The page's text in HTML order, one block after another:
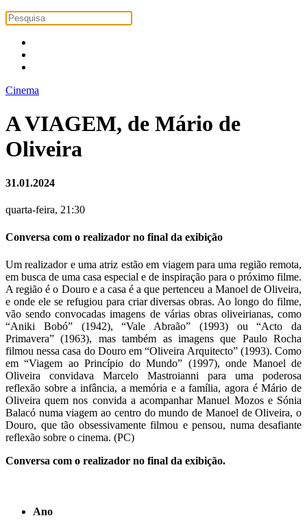
Cinema
A VIAGEM, de Mário de
Oliveira
31.01.2024
quarta-feira, 21:30
Conversa com o realizador no final da exibição
Um realizador e uma atriz estão em viagem para uma região remota,
em busca de uma casa especial e de inspiração para o próximo filme.
A região é o Douro e a casa é a que pertenceu a Manoel de Oliveira,
e onde ele se refugiou para criar diversas obras. Ao longo do filme,
vão sendo convocadas imagens de várias obras oliveirianas, como
“Aniki Bobó” (1942), “Vale Abraão” (1993) ou “Acto da
Primavera” (1963), mas também as imagens que Paulo Rocha
filmou nessa casa do Douro em “Oliveira Arquitecto” (1993). Como
em “Viagem ao Princípio do Mundo” (1997), onde Manoel de
Oliveira convidava Marcelo Mastroianni para uma poderosa
reflexão sobre a infância, a memória e a família, agora é Mário de
Oliveira quem nos convida a acompanhar Manuel Mozos e Sónia
Balacó numa viagem ao centro do mundo de Manoel de Oliveira, o
Douro, que tão obsessivamente filmou e pensou, numa desafiante
reflexão sobre o cinema. (PC)
Conversa com o realizador no final da exibição.
Ano